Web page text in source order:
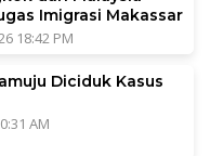
Imigrasi Makassar
18:42 PM
Diciduk Kasus
AM